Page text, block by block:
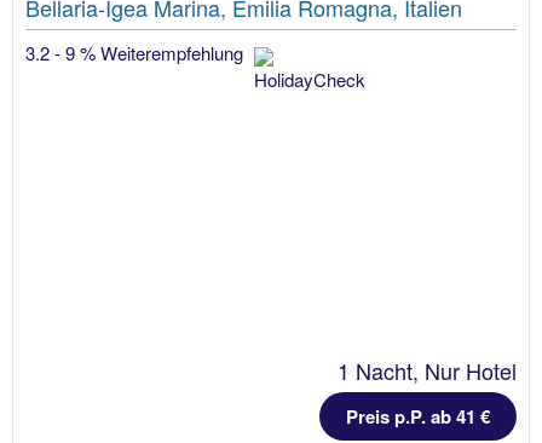
Bellaria-Igea Marina, Emilia Romagna, Italien
3.2 - 9 % Weiterempfehlung
1 Nacht, Nur Hotel
Preis p.P. ab 41 €